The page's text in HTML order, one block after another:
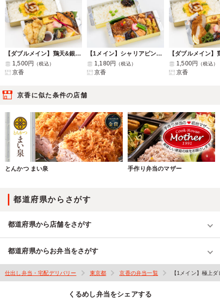
【ダブルメイン】鶏天&銀鮭西京漬け2段弁当
1,500円
（税込）
京香
【1メイン】シャリアピンソースハンバーグ2段弁当
1,180円
（税込）
京香
1,500円 （税込）
京香
京香に似た条件の店舗
とんかつ まい泉 手作り弁当のマザー
都道府県からさがす
都道府県から店舗をさがす
都道府県からお弁当をさがす
仕出し弁当・宅配デリバリー 東京都 京香の弁当一覧 【1メイン】極上
くるめし弁当をシェアする